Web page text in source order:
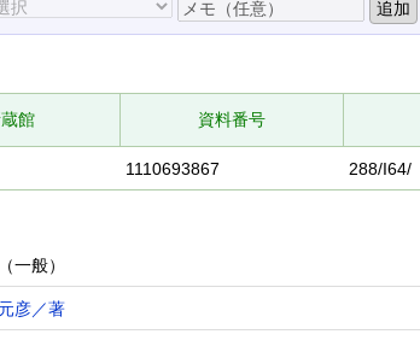
館 資料番号
1110693867 288/I64/
一般）
彦／著